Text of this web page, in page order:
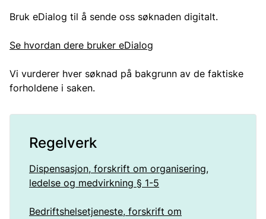
Bruk eDialog til å sende oss søknaden digitalt.
Se hvordan dere bruker eDialog
Vi vurderer hver søknad på bakgrunn av de faktiske
forholdene i saken.
Regelverk
Dispensasjon, forskrift om organisering,
ledelse og medvirkning § 1-5
Bedriftshelsetjeneste, forskrift om